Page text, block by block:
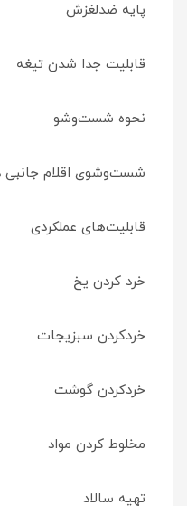
پایه ضدلغزش
قابلیت جدا شدن تیغه
نحوه شست‌وشو
شست‌وشوی اقلام جانبی
قابلیت‌های عملکردی
خرد کردن یخ
خردکردن سبزیجات
خردکردن گوشت
مخلوط کردن مواد
تهیه سالاد